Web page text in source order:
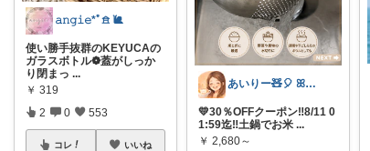
𝚊𝚗𝚐𝚒𝚎*ﾟ𖠿 🐌
使い勝手抜群のKEYUCAの
ガラスボトル❁︎蓋がしっか
り閉まっ ...
￥ 319
2 0 553
コレ いいね
あいりー🧸🎈 ꕤ毎日を快適にꕤ
💛30％OFFクーポン‼️8/11 0
1:59迄‼️土鍋でお米 ...
￥ 2,680～